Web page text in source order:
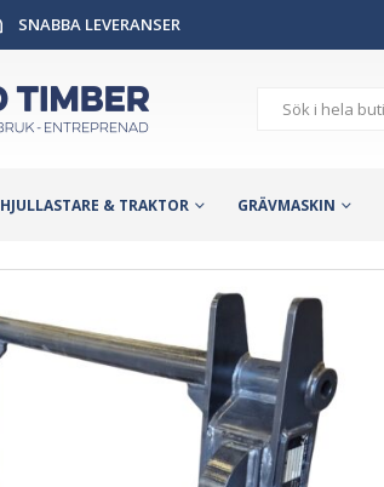
SNABBA LEVERANSER
HJULLASTARE & TRAKTOR GRÄVMASKIN